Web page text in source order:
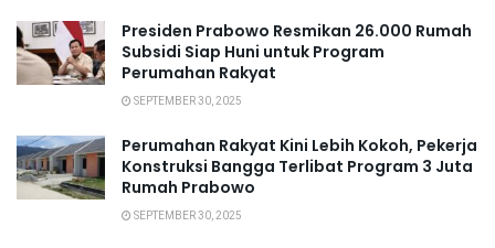
Presiden Prabowo Resmikan 26.000 Rumah
Subsidi Siap Huni untuk Program
Perumahan Rakyat
SEPTEMBER 30, 2025
Perumahan Rakyat Kini Lebih Kokoh, Pekerja
Konstruksi Bangga Terlibat Program 3 Juta
Rumah Prabowo
SEPTEMBER 30, 2025